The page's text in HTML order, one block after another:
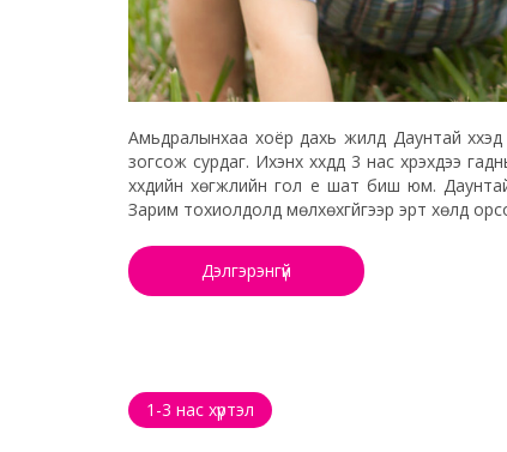
Амьдралынхаа хоёр дахь жилд Даунтай
зогсож сурдаг. Ихэнх хүүхдүүд 3 нас хүрэхдээ
хүүхдийн хөгжлийн гол үе шат биш юм. Даунтай
Зарим тохиолдолд мөлхөхгүйгээр эрт хөлд орсон
Дэлгэрэнгүй
1-3 нас хүртэл